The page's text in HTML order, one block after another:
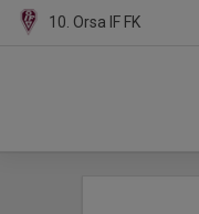
10. Orsa IF FK